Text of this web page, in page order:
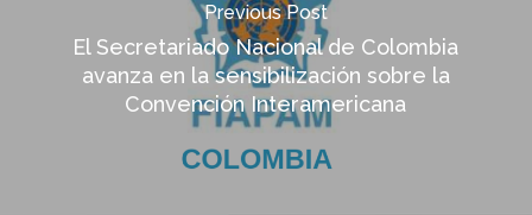
Previous Post
El Secretariado Nacional de Colombia
avanza en la sensibilización sobre la
Convención Interamericana